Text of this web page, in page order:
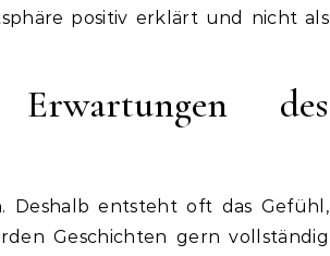
positiv erklärt und nicht als
des
Deshalb entsteht oft das Gefühl,
Geschichten gern vollständig